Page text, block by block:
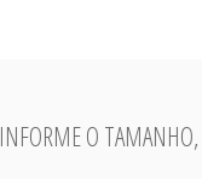
INFORME O TAMANHO,